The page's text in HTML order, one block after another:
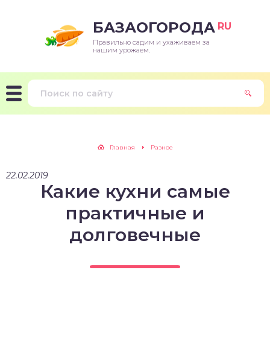
БАЗАОГОРОДА RU
Правильно садим и ухаживаем за
нашим урожаем.
Главная Разное
22.02.2019
Какие кухни самые
практичные и
долговечные